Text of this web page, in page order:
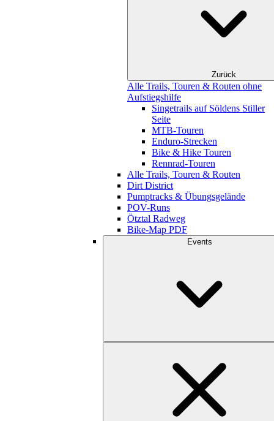
Zurück
Alle Trails, Touren & Routen ohne
Aufstiegshilfe
Singetrails auf Söldens Stiller
Seite
MTB-Touren
Enduro-Strecken
Bike & Hike Touren
Rennrad-Touren
Alle Trails, Touren & Routen
Dirt District
Pumptracks & Übungsgelände
POV-Runs
Ötztal Radweg
Bike-Map PDF
Events